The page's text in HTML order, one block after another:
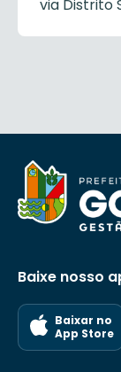
via Distrito
Baixe nosso
Baixar no
App Store